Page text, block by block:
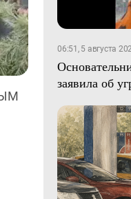
06:51, 5 августа
заявила об